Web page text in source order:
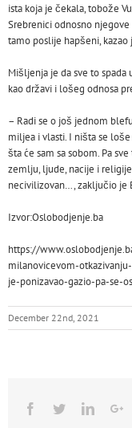
ista koja je čekala, tobože
Srebrenici odnosno
tamo poslije hapšeni, kazao
Mišljenja je da sve to
kao državi i lošeg odnosa
– Radi se o još jednom
miljea i vlasti. I ništa se
šta će sam sa sobom. Pa
zemlju, ljude, nacije i
necivilizovan…, zaključio je
Izvor:Oslobodjenje.ba
https://
milanovicevom-
je-ponizavao-gazio-pa-se-
December 22nd, 2021
Facebook
TwitterLinkedin